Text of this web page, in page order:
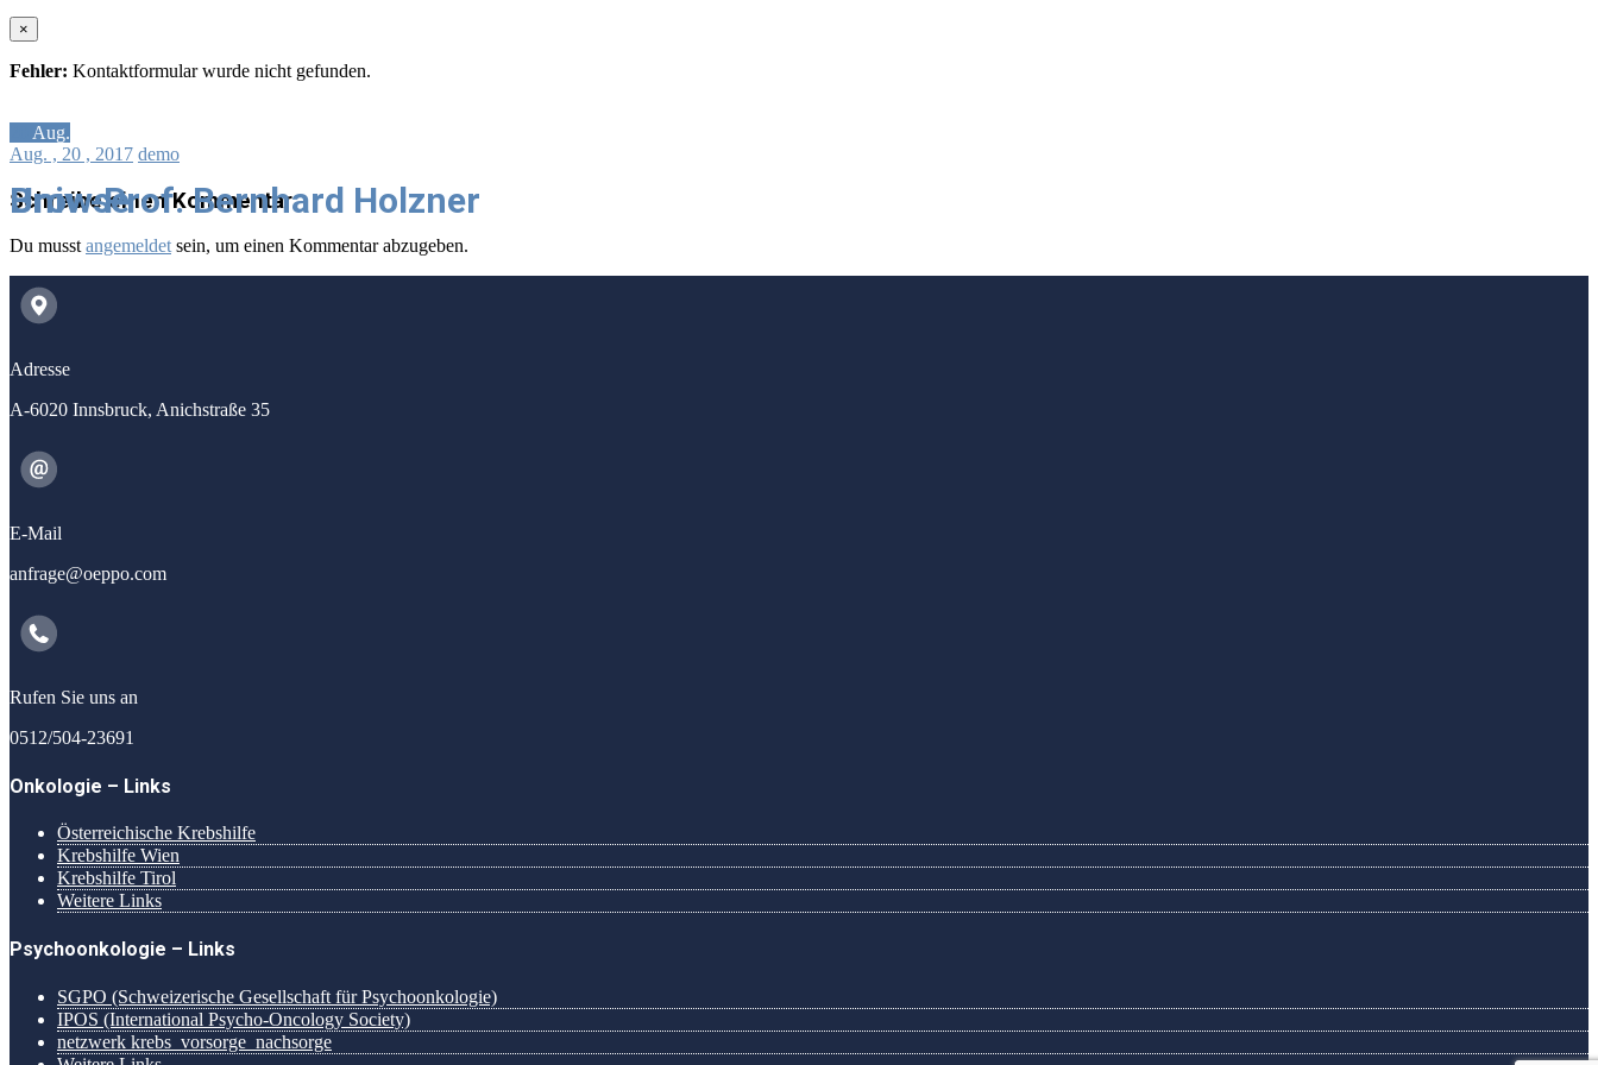
×
Fehler: Kontaktformular wurde nicht gefunden.
Univ.-Prof. Bernhard Holzner
Browse
Aug.
Aug. , 20 , 2017 demo
Beitragsnavigation
Schreibe einen Kommentar
Du musstangemeldetsein, um einen Kommentar abzugeben.
Adresse
A-6020 Innsbruck, Anichstraße 35
E-Mail
anfrage@oeppo.com
Rufen Sie uns an
0512/504-23691
Onkologie – Links
Österreichische Krebshilfe
Krebshilfe Wien
Krebshilfe Tirol
Weitere Links
Psychoonkologie – Links
SGPO (Schweizerische Gesellschaft für Psychoonkologie)
IPOS (International Psycho-Oncology Society)
netzwerk krebs_vorsorge_nachsorge